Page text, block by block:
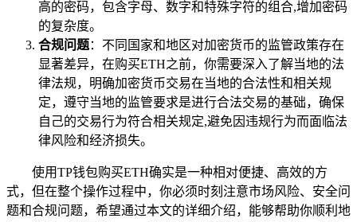
高的密码，包含字母、数字和特殊字符的组合,增加密码
的复杂度。
合规问题：不同国家和地区对加密货币的监管政策存在
显著差异，在购买ETH之前，你需要深入了解当地的法
律法规，明确加密货币交易在当地的合法性和相关规
定，遵守当地的监管要求是进行合法交易的基础，确保
自己的交易行为符合相关规定,避免因违规行为而面临法
律风险和经济损失。
使用TP钱包购买ETH确实是一种相对便捷、高效的方
式，但在整个操作过程中，你必须时刻注意市场风险、安全问
题和合规问题，希望通过本文的详细介绍，能够帮助你顺利地